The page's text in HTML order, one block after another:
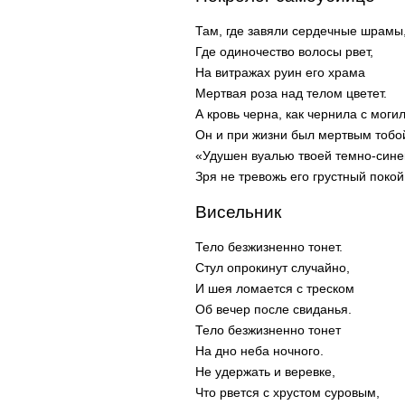
Там, где завяли сердечные шрамы,
Где одиночество волосы рвет,
На витражах руин его храма
Мертвая роза над телом цветет.
А кровь черна, как чернила с
Он и при жизни был мертвым
«Удушен вуалью твоей темно-
Зря не тревожь его грустный
Висельник
Тело безжизненно тонет.
Стул опрокинут случайно,
И шея ломается с треском
Об вечер после свиданья.
Тело безжизненно тонет
На дно неба ночного.
Не удержать и веревке,
Что рвется с хрустом суровым,